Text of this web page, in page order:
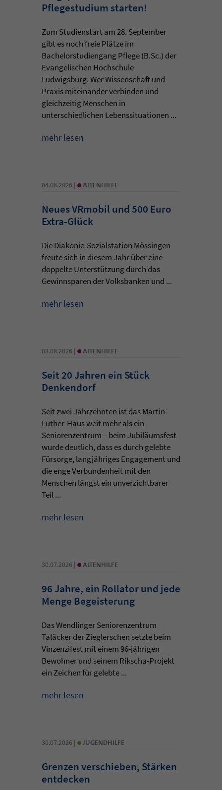
Pflegestudium starten!
Zum Studienstart am 28. September
gibt es noch freie Plätze im
Bachelorstudiengang Pflege (B.Sc.) der
Evangelischen Hochschule
Ludwigsburg. Wer Wissenschaft und
Praxis miteinander verbinden und
gleichzeitig Menschen in
unterschiedlichen Lebenssituationen ...
mehr lesen
04.08.2026 | • ALTENHILFE
Neues VRmobil und 500 Euro
Extra-Glück
Die Diakonie-Sozialstation Mössingen
freute sich in diesem Jahr über eine
doppelte Unterstützung durch das
Gewinnsparen der Volksbanken und ...
mehr lesen
03.08.2026 | • ALTENHILFE
Seit 20 Jahren ein Stück
Denkendorf
Seit zwei Jahrzehnten ist das Martin-
Luther-Haus weit mehr als ein
Seniorenzentrum – beim Jubiläumsfest
wurde deutlich, dass es durch gelebte
Fürsorge, langjähriges Engagement und
die enge Verbundenheit mit den
Menschen längst ein unverzichtbarer
Teil ...
mehr lesen
30.07.2026 | • ALTENHILFE
96 Jahre, ein Rollator und jede
Menge Begeisterung
Das Wendlinger Seniorenzentrum
Taläcker der Zieglerschen setzte beim
Vinzenzifest mit einem 96-jährigen
Bewohner und seinem Rikscha-Projekt
ein Zeichen für gelebte ...
mehr lesen
30.07.2026 | • JUGENDHILFE
Grenzen verschieben, Stärken
entdecken